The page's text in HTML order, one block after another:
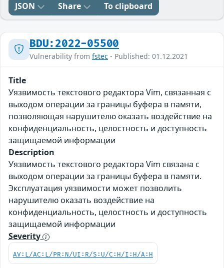
JSON Share To clipboard
BDU:2022-05500
Vulnerability from fstec - Published: 01.12.2021
Title
Уязвимость текстового редактора Vim, связанная с
выходом операции за границы буфера в памяти,
позволяющая нарушителю оказать воздействие на
конфиденциальность, целостность и доступность
защищаемой информации
Description
Уязвимость текстового редактора Vim связана с
выходом операции за границы буфера в памяти.
Эксплуатация уязвимости может позволить
нарушителю оказать воздействие на
конфиденциальность, целостность и доступность
защищаемой информации
Severity
AV:L/AC:L/PR:N/UI:R/S:U/C:H/I:H/A:H